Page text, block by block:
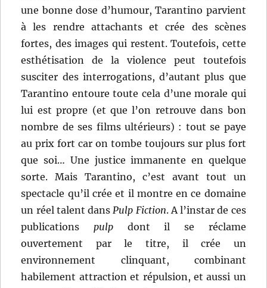
une bonne dose d’humour, Tarantino parvient
à les rendre attachants et crée des scènes
fortes, des images qui restent. Toutefois, cette
esthétisation de la violence peut toutefois
susciter des interrogations, d’autant plus que
Tarantino entoure toute cela d’une morale qui
lui est propre (et que l’on retrouve dans bon
nombre de ses films ultérieurs) : tout se paye
au prix fort car on tombe toujours sur plus fort
que soi… Une justice immanente en quelque
sorte. Mais Tarantino, c’est avant tout un
spectacle qu’il crée et il montre en ce domaine
un réel talent dans Pulp Fiction. A l’instar de ces
publications pulpdont il se réclame
ouvertement par le titre, il crée un
environnement clinquant, combinant
habilement attraction et répulsion, et aussi un